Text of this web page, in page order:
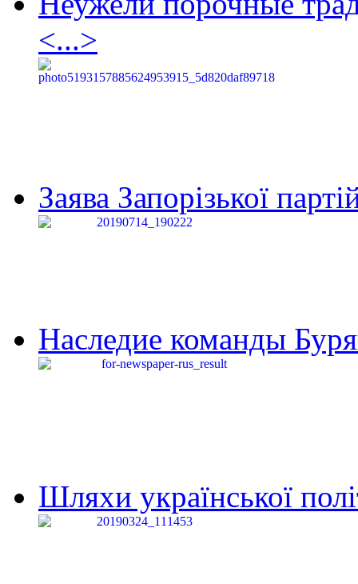
<...>
Заява Запорізької
Наследие команды
Шляхи української